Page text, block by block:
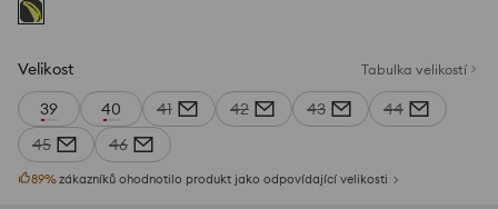
Velikost Tabulka velikostí
39 40 41 42 43
44
45
46
89%zákazníků ohodnotilo produkt jako odpovídající velikosti